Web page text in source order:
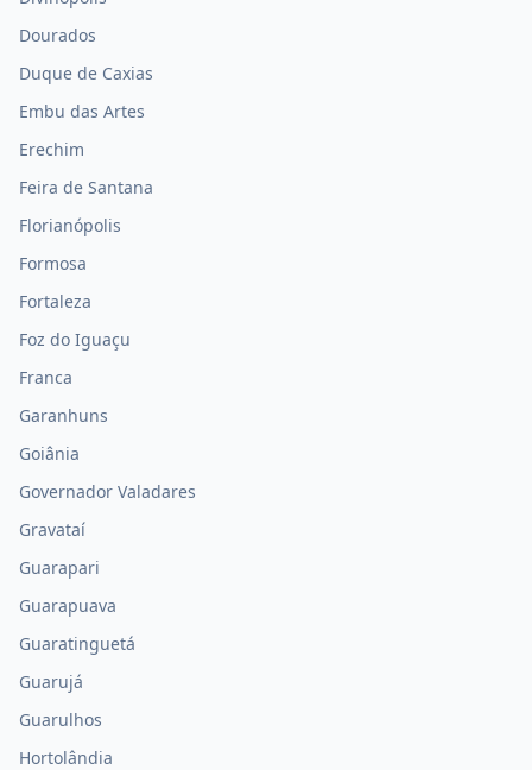
Dourados
Duque de Caxias
Embu das Artes
Erechim
Feira de Santana
Florianópolis
Formosa
Fortaleza
Foz do Iguaçu
Franca
Garanhuns
Goiânia
Governador Valadares
Gravataí
Guarapari
Guarapuava
Guaratinguetá
Guarujá
Guarulhos
Hortolândia